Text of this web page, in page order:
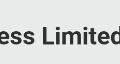
Limited